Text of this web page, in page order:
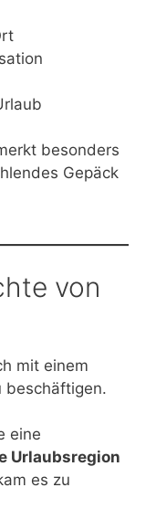
besonders
Gepäck
von
mit einem
beschäftigen.
eine
Urlaubsregion
es zu